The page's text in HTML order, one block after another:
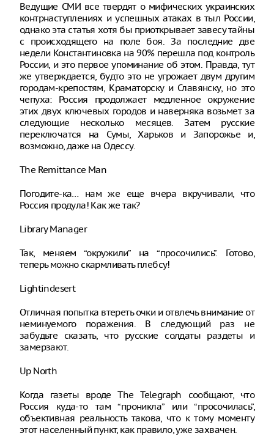
Ведущие СМИ все твердят о мифических украинских
контрнаступлениях и успешных атаках в тыл России,
однако эта статья хотя бы приоткрывает завесу тайны
с происходящего на поле боя. За последние две
недели Константиновка на 90% перешла под контроль
России, и это первое упоминание об этом. Правда, тут
же утверждается, будто это не угрожает двум другим
городам-крепостям, Краматорску и Славянску, но это
чепуха: Россия продолжает медленное окружение
этих двух ключевых городов и наверняка возьмет за
следующие несколько месяцев. Затем русские
переключатся на Сумы, Харьков и Запорожье и,
возможно, даже на Одессу.
The Remittance Man
Погодите-ка… нам же еще вчера вкручивали, что
Россия продула! Как же так?
Library Manager
Так, меняем “окружили” на “просочились”. Готово,
теперь можно скармливать плебсу!
Lightindesert
Отличная попытка втереть очки и отвлечь внимание от
неминуемого поражения. В следующий раз не
забудьте сказать, что русские солдаты раздеты и
замерзают.
Up North
Когда газеты вроде The Telegraph сообщают, что
Россия куда-то там “проникла” или “просочилась”,
объективная реальность такова, что к тому моменту
этот населенный пункт, как правило, уже захвачен.